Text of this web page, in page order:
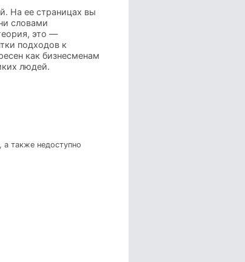
На ее страницах вы
словами
это —
подходов к
как бизнесменам
людей.
также недоступно